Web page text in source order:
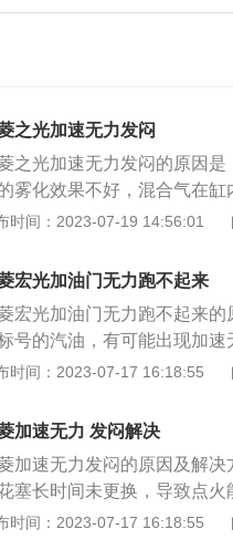
之光加速无力发闷
之光加速无力发闷的原因
雾化效果不好，混合气在
：更换高质量的汽油，建议
力不足。解决办法：立即将
对；点火正时和正时阀不匹
时检修点火系统。4、燃油
，出现故障会引起发动机燃
解决办法：需要立即检修燃
板的轴和节气门体结合处有
6、三元催化器故障；高温
。解决办法：需要及时检修
出现了裂痕，还需要检查下
时间：2023-07-19 14:56:01
宏光加油门无力跑不起来
宏光加油门无力跑不起来
号的汽油，有可能出现加
车主需要立即更换添加适合
修店对汽车的离合器进行检
充分润滑，并且减少共振，
性不足，燃油消耗增高，使
器堵塞也会造成发动机动
发动机的进气系统故障。发
时间：2023-07-17 16:18:55
加速无力 发闷解决
加速无力发闷的原因及解决
塞长时间未更换，导致点
灯亮；解决方法：定期检查
时间：2023-07-17 16:18:55